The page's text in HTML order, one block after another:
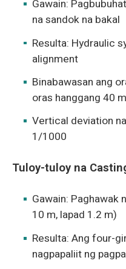
Gawain:
na sandok na bakal
Resulta: Hydraulic
alignment
Binabawasan ang
oras hanggang 40
Vertical deviation
1/1000
Tuloy-tuloy na
Gawain: Paghawak
10 m, lapad 1.2 m)
Resulta: Ang four-
nagpapaliit ng